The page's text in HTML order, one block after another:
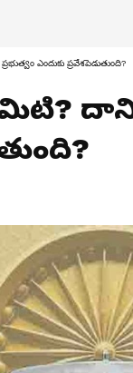
ఎందుకు ప్రవేశపెడుతుంది?
దాని